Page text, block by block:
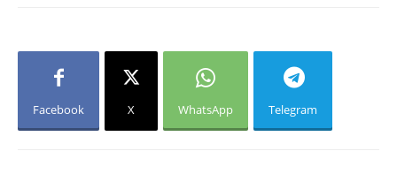
Facebook X WhatsApp Telegram